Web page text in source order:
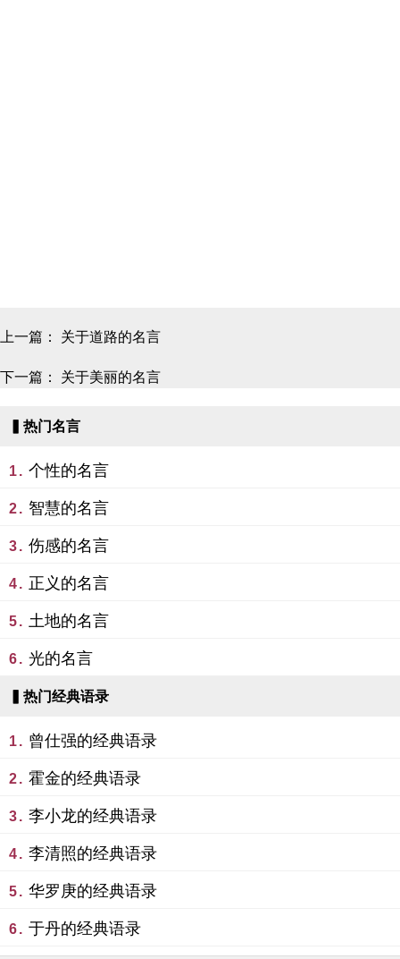
上一篇： 关于道路的名言
下一篇： 关于美丽的名言
▍热门名言
1. 个性的名言
2. 智慧的名言
3. 伤感的名言
4. 正义的名言
5. 土地的名言
6. 光的名言
▍热门经典语录
1. 曾仕强的经典语录
2. 霍金的经典语录
3. 李小龙的经典语录
4. 李清照的经典语录
5. 华罗庚的经典语录
6. 于丹的经典语录